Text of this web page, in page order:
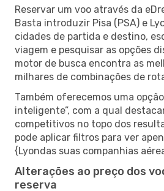
Reservar um voo através da
Basta introduzir Pisa (PSA) e
cidades de partida e destino,
viagem e pesquisar as opções
motor de busca encontra as
milhares de combinações de
Também oferecemos uma
inteligente”, com a qual
competitivos no topo dos
pode aplicar filtros para ver
{Lyondas suas companhias
Alterações ao preço dos
reserva